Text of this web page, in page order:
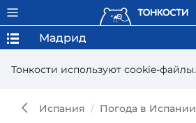
Тонкости используют сookie-файлы.
Мадрид
Испания Погода в Испании